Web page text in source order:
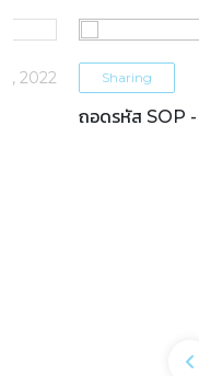
2022 Sharing
ถอดรหัส SOP -